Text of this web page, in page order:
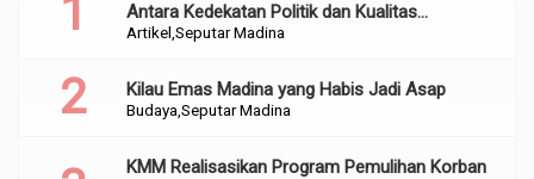
Artikel Seputar Madina
Antara Kedekatan Politik dan Kualitas
Perencanaan
Budaya Seputar Madina
Kilau Emas Madina yang Habis Jadi Asap
KMM Realisasikan Program Pemulihan Korban